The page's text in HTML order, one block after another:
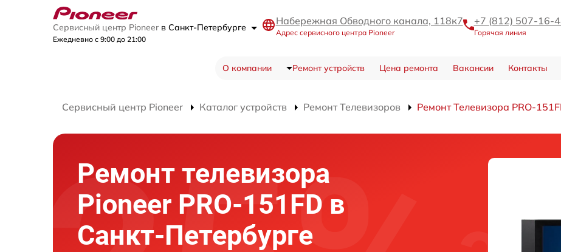
Сервисный центр Pioneer в Санкт-Петербурге
Ежедневно с 9:00 до 21:00
Набережная Обводного канала, 118к7
Адрес сервисного центра Pioneer
+7 (812) 507-16-
Горячая линия
О компании Ремонт устройств Цена ремонта Вакансии Контакты
Сервисный центр Pioneer Каталог устройств Ремонт Телевизоров Ремонт Телевизора PRO-
Ремонт телевизора
Pioneer PRO-151FD в
Санкт-Петербурге